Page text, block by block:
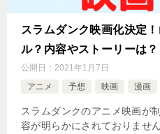
スラムダンク映画化決定
ル？内容やストーリーは？
公開日： 2021年1月7日
アニメ
予想 映画 漫画
スラムダンクのアニメ映画が
容が明らかにされておりませ